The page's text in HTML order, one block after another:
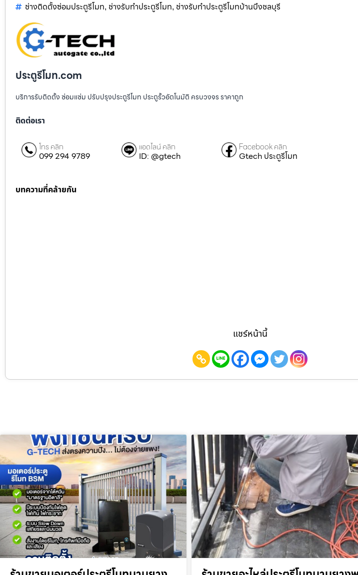
ช่างติดตั้งซ่อมประตูรีโมท, ช่างรับทำประตูรีโมท, ช่างรับทำประตูรีโมทบ้านบึงชลบุรี
ประตูรีโมท.com
บริการรับติดตั้ง ซ่อมแซ่ม ปรับปรุงประตูรีโมท ประตูรั้วอัตโนมัติ ครบวงจร ราคาถูก
ติดต่อเรา
โทร คลิก
099 294 9789
แอดไลน์ คลิก
ID: @gtech
Facebook คลิก
Gtech ประตูรีโมท
บทความที่คล้ายกัน
แชร์หน้านี้